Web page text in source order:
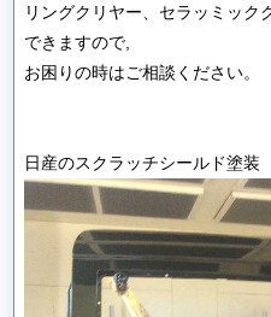
リングクリヤー、セラッミック
できますので,
お困りの時はご相談ください。
日産のスクラッチシールド塗装